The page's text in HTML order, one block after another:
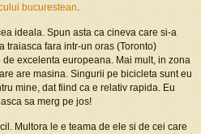
bucurestean.
ideala. Spun asta ca cineva care si-a
traiasca fara intr-un oras (Toronto)
excelenta europeana. Mai mult, in zona
are masina. Singurii pe bicicleta sunt eu
mine, dat fiind ca e relativ rapida. Eu
sa merg pe jos!
Multora le e teama de ele si de cei care